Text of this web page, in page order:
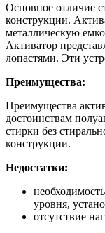
Основное отличие
конструкции.
металлическую
Активатор
лопастями. Эти
Преимущества:
Преимущества
достоинствам
стирки без
конструкции.
Недостатки:
уровня,
отсутствие